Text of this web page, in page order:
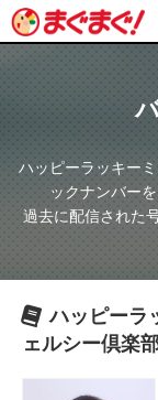
ハッピーラッキー
ックナンバー
過去に配信された
ハッピーラ
ェルシー倶楽